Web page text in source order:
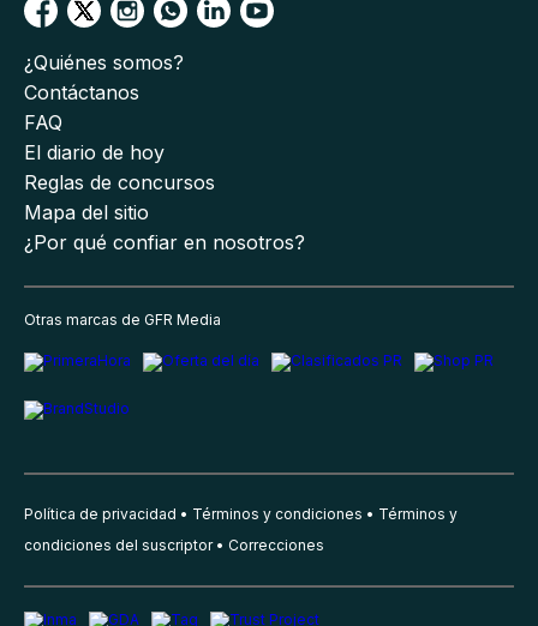
¿Quiénes somos?
Contáctanos
FAQ
El diario de hoy
Reglas de concursos
Mapa del sitio
¿Por qué confiar en nosotros?
Otras marcas de GFR Media
Política de privacidad Términos y condiciones
Términos y
condiciones del suscriptor
Correcciones